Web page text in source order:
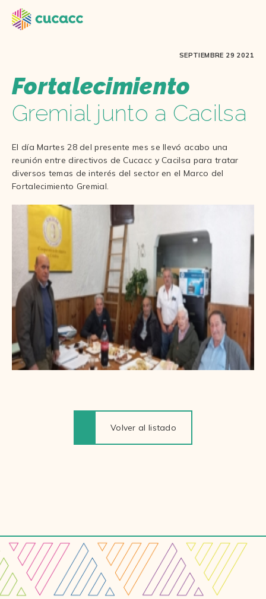
SEPTIEMBRE 29 2021
Fortalecimiento
Gremial junto a Cacilsa
El día Martes 28 del presente mes se llevó acabo una
reunión entre directivos de Cucacc y Cacilsa para tratar
diversos temas de interés del sector en el Marco del
Fortalecimiento Gremial.
Volver al listado